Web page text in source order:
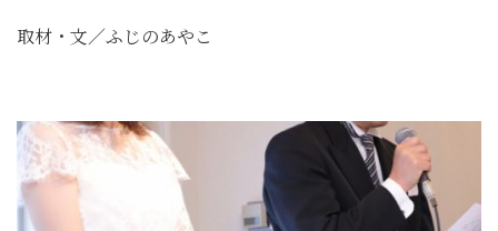
取材・文／ふじのあやこ